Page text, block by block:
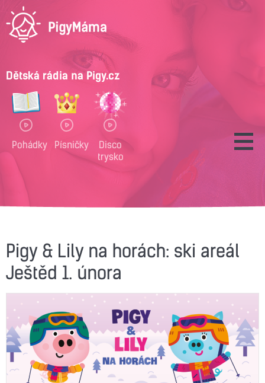
Dětská rádia na Pigy.cz
Pohádky Písničky
Disco
trysko
Pigy & Lily na horách: ski areál
Ještěd 1. února